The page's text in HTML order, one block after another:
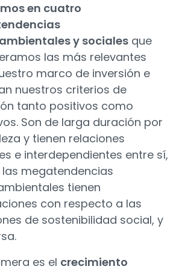
en cuatro
y sociales que
las más relevantes
marco de inversión e
nuestros criterios de
tanto positivos como
Son de larga duración por
y tienen relaciones
e interdependientes entre sí,
megatendencias
tienen
con respecto a las
de sostenibilidad social, y
es el crecimiento